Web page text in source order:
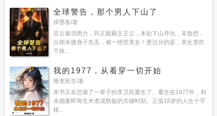
全球警告，那个男人下山了
挥墨客/著
亘古最强势力，药王殿殿主王尘，本欲下山寻仇，未曾想，
出师未捷身子先丢，被一绝世美女！更过分的是，美女竟吃
干抹...
我的1977，从看穿一切开始
推拿医生/著
本书又名悲催了一辈子的李卫民重生了。重生在1977年，和
未婚妻即将生米煮成熟饭的关键时刻。正值18岁的人生十字
路...